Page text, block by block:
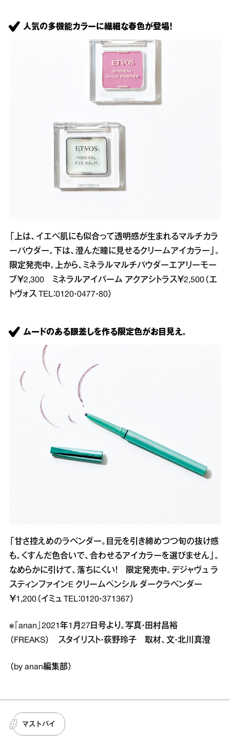
人気の多機能カラーに繊細な春色が登場！
「上は、イエベ肌にも似合って透明感が生まれるマルチカラ
ーパウダー。下は、澄んだ瞳に見せるクリームアイカラー」。
限定発売中。上から、ミネラルマルチパウダーエアリーモー
ブ￥2,300 ミネラルアイバーム アクアシトラス￥2,500（エ
トヴォス TEL：0120・0477・80）
ムードのある眼差しを作る限定色がお目見え。
「甘さ控えめのラベンダー。目元を引き締めつつ旬の抜け感
も。くすんだ色合いで、合わせるアイカラーを選びません」。
なめらかに引けて、落ちにくい！ 限定発売中。デジャヴュ ラ
スティンファインE クリームペンシル ダークラベンダー
￥1,200（イミュ TEL：0120・371367）
※『anan』2021年1月27日号より。写真・田村昌裕
（FREAKS） スタイリスト・荻野玲子 取材、文・北川真澄
（by anan編集部）
マストバイ